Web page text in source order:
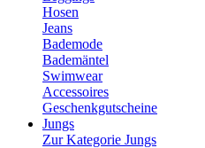
Hosen
Jeans
Bademode
Bademäntel
Swimwear
Accessoires
Geschenkgutscheine
Jungs
Zur Kategorie Jungs